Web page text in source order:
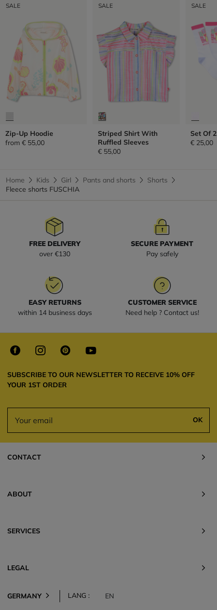
SALE
Zip-Up Hoodie
from € 55,00
SALE
Striped Shirt With
Ruffled Sleeves
€ 55,00
SALE
Set Of
€ 25,00
Home Kids Girl Pants and shorts
Shorts
Fleece shorts FUSCHIA
FREE DELIVERY
over €130
SECURE PAYMENT
Pay safely
EASY RETURNS
within 14 business days
CUSTOMER SERVICE
Need help ? Contact us!
SUBSCRIBE TO OUR NEWSLETTER TO RECEIVE 10% OFF
YOUR 1ST ORDER
OK
CONTACT
ABOUT
SERVICES
LEGAL
GERMANY LANG : EN